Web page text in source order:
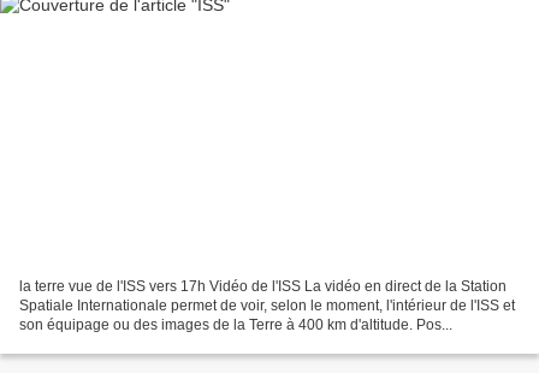
la terre vue de l'ISS vers 17h Vidéo de l'ISS La vidéo en direct de la Station
Spatiale Internationale permet de voir, selon le moment, l'intérieur de l'ISS et
son équipage ou des images de la Terre à 400 km d'altitude. Pos...